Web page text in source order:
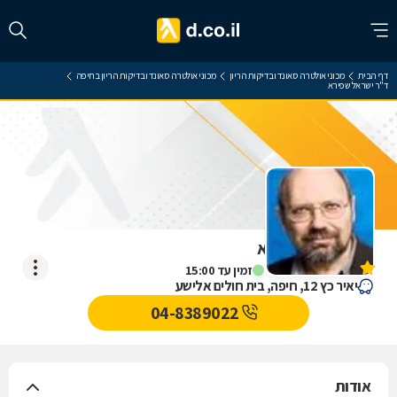
דף הבית מכוני אולטרה סאונד ובדיקות הריון מכוני אולטרה סאונד ובדיקות הריון בחיפה
ד"ר ישראל שפירא
זמין עד 15:00
ד"ר ישראל שפירא
אין עדיין חוות דעת
יאיר כץ 12, חיפה, בית חולים אלישע
04-8389022
אודות